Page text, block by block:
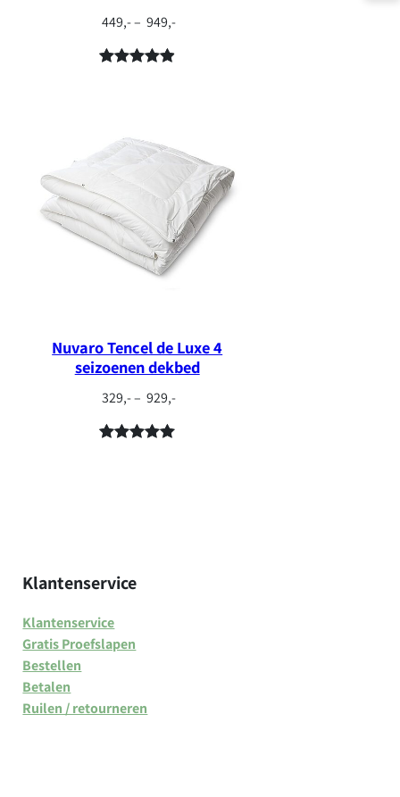
449,-– 949,-Prijsklasse:
gebaseerd
klant
n
Nuvaro Tencel de Luxe 4
seizoenen dekbed
329,-– 929,-Prijsklasse:
Klantenservice
Klantenservice
Gratis Proefslapen
Bestellen
Betalen
Ruilen / retourneren